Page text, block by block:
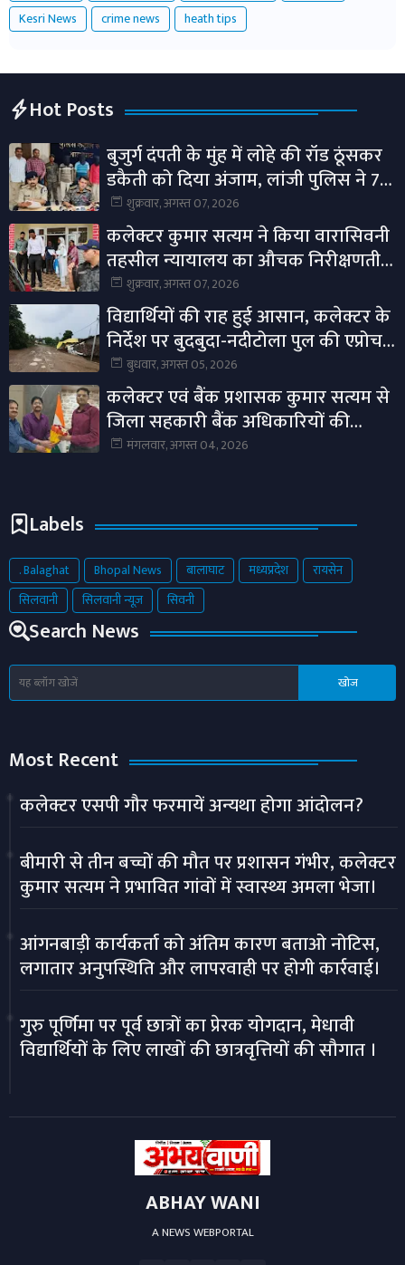
Kesri News
crime news heath tips
Hot Posts
बुजुर्ग दंपती के मुंह में लोहे की रॉड ठूंसकर
डकैती को दिया अंजाम, लांजी पुलिस ने 7
आरोपियों का किया खुलासा।
शुक्रवार, अगस्त 07, 2026
कलेक्टर कुमार सत्यम ने किया वारासिवनी
तहसील न्यायालय का औचक निरीक्षणतीन
माह से अधिक प्रकरण लंबित नहीं रखने के
दिए निर्देश।
शुक्रवार, अगस्त 07, 2026
विद्यार्थियों की राह हुई आसान, कलेक्टर के
निर्देश पर बुदबुदा-नदीटोला पुल की एप्रोच
रोड तैयार।
बुधवार, अगस्त 05, 2026
कलेक्टर एवं बैंक प्रशासक कुमार सत्यम से
जिला सहकारी बैंक अधिकारियों की
सौजन्य भेंट।
मंगलवार, अगस्त 04, 2026
Labels
. Balaghat Bhopal News बालाघाट मध्यप्रदेश
रायसेन
सिलवानी
सिलवानी न्यूज़ सिवनी
Search News
Most Recent
कलेक्टर एसपी गौर फरमायें अन्यथा होगा आंदोलन?
बीमारी से तीन बच्चों की मौत पर प्रशासन गंभीर, कलेक्टर
कुमार सत्यम ने प्रभावित गांवों में स्वास्थ्य अमला भेजा।
आंगनबाड़ी कार्यकर्ता को अंतिम कारण बताओ नोटिस,
लगातार अनुपस्थिति और लापरवाही पर होगी कार्रवाई।
गुरु पूर्णिमा पर पूर्व छात्रों का प्रेरक योगदान, मेधावी
विद्यार्थियों के लिए लाखों की छात्रवृत्तियों की सौगात ।
ABHAY WANI
A NEWS WEBPORTAL